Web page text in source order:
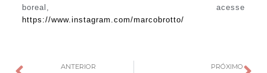
boreal, acesse
https://www.instagram.com/marcobrotto/
ANTERIOR PRÓXIMO